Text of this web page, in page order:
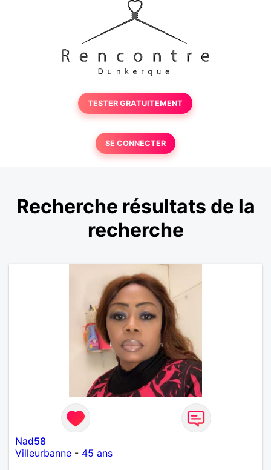
TESTER GRATUITEMENT
SE CONNECTER
Recherche résultats de la
recherche
Nad58
Villeurbanne - 45 ans